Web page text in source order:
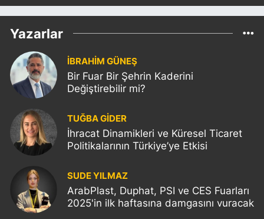
Yazarlar
İBRAHİM GÜNEŞ
Bir Fuar Bir Şehrin Kaderini
Değiştirebilir mi?
TUĞBA GİDER
İhracat Dinamikleri ve Küresel Ticaret
Politikalarının Türkiye’ye Etkisi
SUDE YILMAZ
ArabPlast, Duphat, PSI ve CES Fuarları
2025'in ilk haftasına damgasını vuracak